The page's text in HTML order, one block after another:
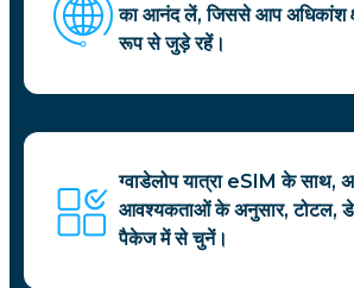
का आनंद लें, जिससे आप अधिकांश
रूप से जुड़े रहें।
ग्वाडेलोप यात्रा eSIM के साथ,
आवश्यकताओं के अनुसार, टोटल,
पैकेज में से चुनें।